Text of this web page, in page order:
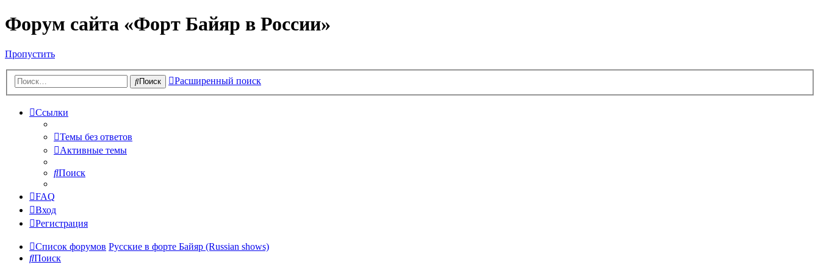
Форум сайта «Форт Байяр в России»
Пропустить
Поиск Расширенный поиск
Ссылки
Темы без ответов
Активные темы
Поиск
FAQ
Вход
Регистрация
Список форумов Русские в форте Байяр (Russian shows)
Поиск